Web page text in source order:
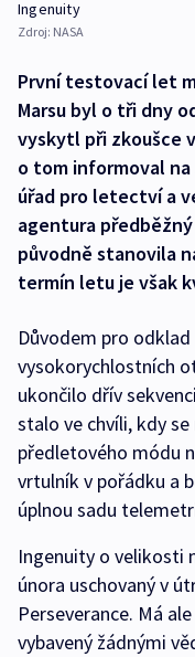
Ingenuity
Zdroj: NASA
První testovací let
Marsu byl o tři dny
vyskytl při zkoušce
o tom informoval
úřad pro letectví a
agentura
původně stanovila
termín letu je však
Důvodem pro
vysokorychlostních
ukončilo dřív
stalo ve chvíli, kdy
předletového módu
vrtulník v pořádku a
úplnou sadu
Ingenuity o velikosti
února uschovaný v
Perseverance. Má
vybavený žádnými